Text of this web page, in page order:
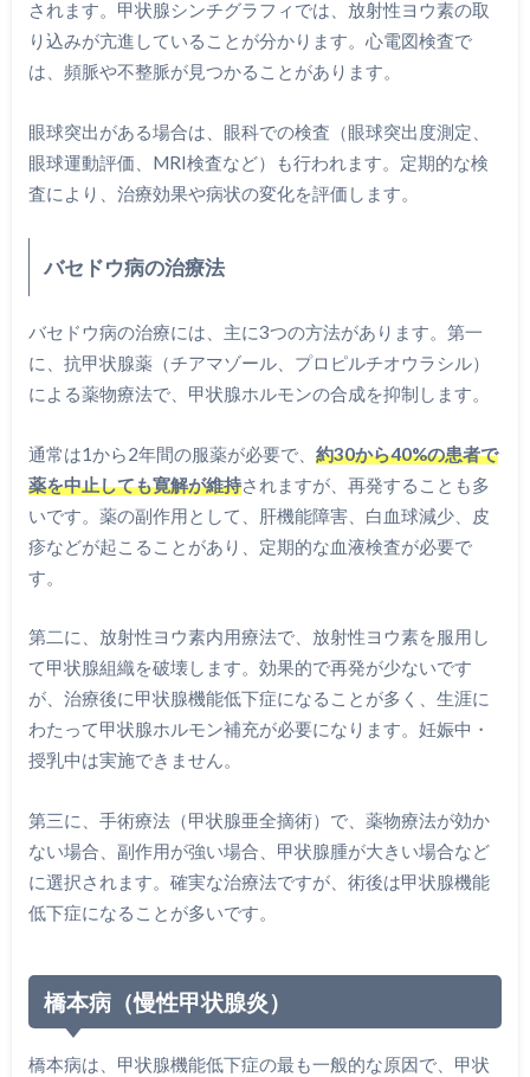
されます。甲状腺シンチグラフィでは、放射性ヨウ素の取
り込みが亢進していることが分かります。心電図検査で
は、頻脈や不整脈が見つかることがあります。
眼球突出がある場合は、眼科での検査（眼球突出度測定、
眼球運動評価、MRI検査など）も行われます。定期的な検
査により、治療効果や病状の変化を評価します。
バセドウ病の治療法
バセドウ病の治療には、主に3つの方法があります。第一
に、抗甲状腺薬（チアマゾール、プロピルチオウラシル）
による薬物療法で、甲状腺ホルモンの合成を抑制します。
通常は1から2年間の服薬が必要で、 約30から40%の患者で
薬を中止しても寛解が維持されますが、再発することも多
いです。薬の副作用として、肝機能障害、白血球減少、皮
疹などが起こることがあり、定期的な血液検査が必要で
す。
第二に、放射性ヨウ素内用療法で、放射性ヨウ素を服用し
て甲状腺組織を破壊します。効果的で再発が少ないです
が、治療後に甲状腺機能低下症になることが多く、生涯に
わたって甲状腺ホルモン補充が必要になります。妊娠中・
授乳中は実施できません。
第三に、手術療法（甲状腺亜全摘術）で、薬物療法が効か
ない場合、副作用が強い場合、甲状腺腫が大きい場合など
に選択されます。確実な治療法ですが、術後は甲状腺機能
低下症になることが多いです。
橋本病（慢性甲状腺炎）
橋本病は、甲状腺機能低下症の最も一般的な原因で、甲状